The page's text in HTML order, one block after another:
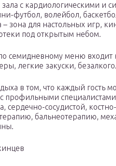
с кардиологическими и
футбол, волейбол,
– зона для настольных игр,
под открытым небом.
семидневному меню входит
легкие закуски,
в том, что каждый гость
с профильными
сердечно-сосудистой,
бальнеотерапию,